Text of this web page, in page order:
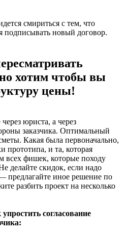
смириться с тем, что
подписывать новый договор.
хотим чтобы вы
цены!
юриста, а через
заказчика. Оптимальный
Какая была первоначально,
прототипа, и та, которая
всех фишек, которые походу
делайте скидок, если надо
предлагайте иное решение по
разбить проект на несколько
согласование